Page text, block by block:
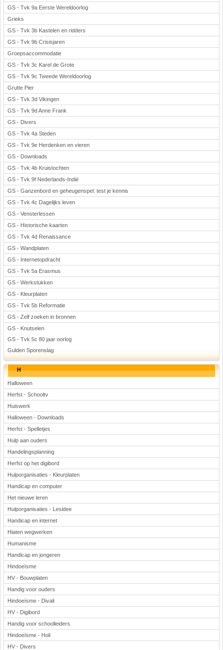
GS - Tvk 9a Eerste Wereldoorlog
Grieks
GS - Tvk 3b Kastelen en ridders
GS - Tvk 9b Crisisjaren
Groepsaccommodatie
GS - Tvk 3c Karel de Grote
GS - Tvk 9c Tweede Wereldoorlog
Grutte Pier
GS - Tvk 3d Vikingen
GS - Tvk 9d Anne Frank
GS - Divers
GS - Tvk 4a Steden
GS - Tvk 9e Herdenken en vieren
GS - Downloads
GS - Tvk 4b Kruistochten
GS - Tvk 9f Nederlands-Indië
GS - Ganzenbord en geheugenspel: test je kennis
GS - Tvk 4c Dagelijks leven
GS - Vensterlessen
GS - Historische kaarten
GS - Tvk 4d Renaissance
GS - Wandplaten
GS - Internetopdracht
GS - Tvk 5a Erasmus
GS - Werkstukken
GS - Kleurplaten
GS - Tvk 5b Reformatie
GS - Zelf zoeken in bronnen
GS - Knutselen
GS - Tvk 5c 80 jaar oorlog
Gulden Sporenslag
H
Halloween
Herfst - Schooltv
Huiswerk
Halloween - Downloads
Herfst - Spelletjes
Hulp aan ouders
Handelingsplanning
Herfst op het digibord
Hulporganisaties - Kleurplaten
Handicap en computer
Het nieuwe leren
Hulporganisaties - Lesidee
Handicap en internet
Hiaten wegwerken
Humanisme
Handicap en jongeren
Hindoeïsme
HV - Bouwplaten
Handig voor ouders
Hindoeïsme - Divali
HV - Digibord
Handig voor schoolleiders
Hindoeïsme - Holi
HV - Divers